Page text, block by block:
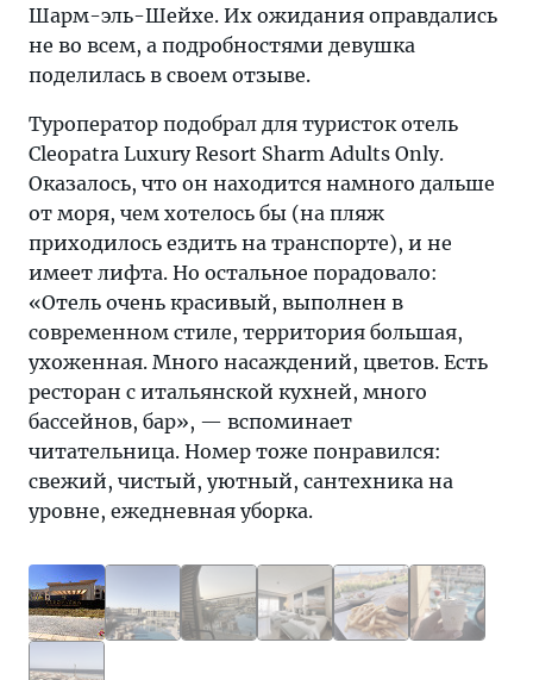
Шарм-эль-Шейхе. Их ожидания оправдались
не во всем, а подробностями девушка
поделилась в своем отзыве.
Туроператор подобрал для туристок отель
Cleopatra Luxury Resort Sharm Adults Only.
Оказалось, что он находится намного дальше
от моря, чем хотелось бы (на пляж
приходилось ездить на транспорте), и не
имеет лифта. Но остальное порадовало:
«Отель очень красивый, выполнен в
современном стиле, территория большая,
ухоженная. Много насаждений, цветов. Есть
ресторан с итальянской кухней, много
бассейнов, бар», — вспоминает
читательница. Номер тоже понравился:
свежий, чистый, уютный, сантехника на
уровне, ежедневная уборка.